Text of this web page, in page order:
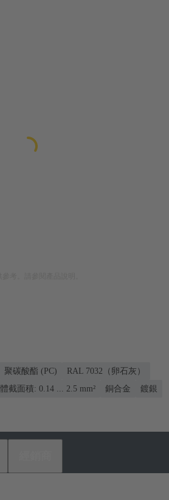
聚碳酸酯 (PC)
RAL 7032（卵石灰）
截面積: 0.14 ... 2.5 mm²
銅合金 鍍銀